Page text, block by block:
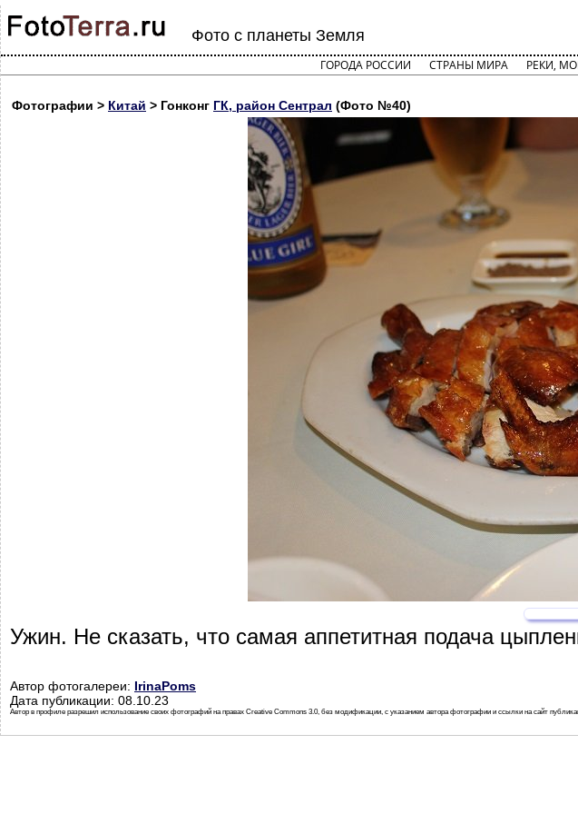
Фото с планеты Земля
ГОРОДА РОССИИ СТРАНЫ МИРА РЕКИ,
Фотографии > Китай > Гонконг ГК, район Сентрал (Фото №40)
Ужин. Не сказать, что самая аппетитная подача
Автор фотогалереи: IrinaPoms
Дата публикации: 08.10.23
Автор в профиле разрешил использование своих фотографий на правах Creative Commons 3.0, без модификации, с указанием автора фотографии и ссылки на сайт